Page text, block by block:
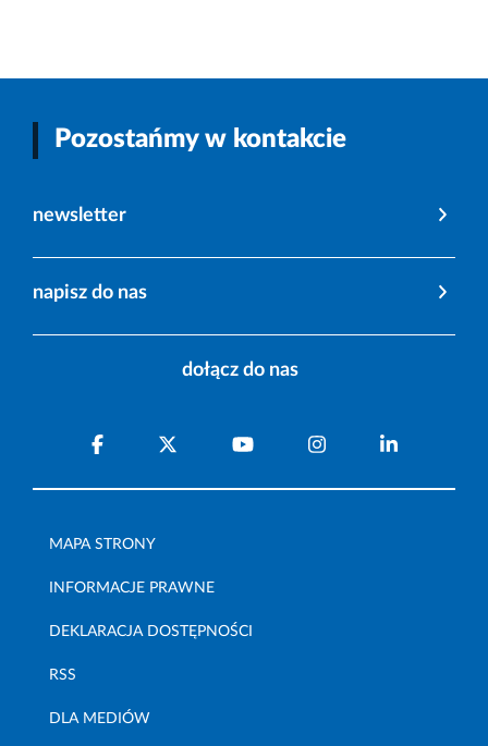
Pozostańmy w kontakcie
newsletter
napisz do nas
dołącz do nas
MAPA STRONY
INFORMACJE PRAWNE
DEKLARACJA DOSTĘPNOŚCI
RSS
DLA MEDIÓW